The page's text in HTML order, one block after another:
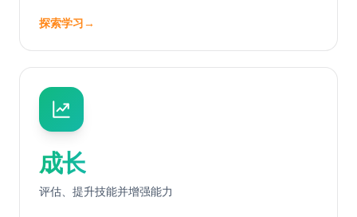
探索学习→
成长
评估、提升技能并增强能力